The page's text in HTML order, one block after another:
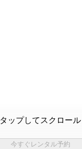
タップしてスクロール
今すぐレンタル予約